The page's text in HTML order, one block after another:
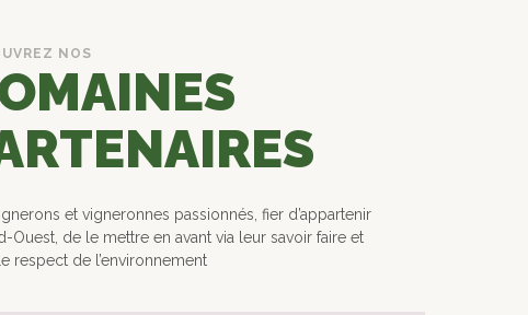
NOS
et vigneronnes passionnés, fier d’appartenir
Ouest, de le mettre en avant via leur savoir faire et
respect de l’environnement